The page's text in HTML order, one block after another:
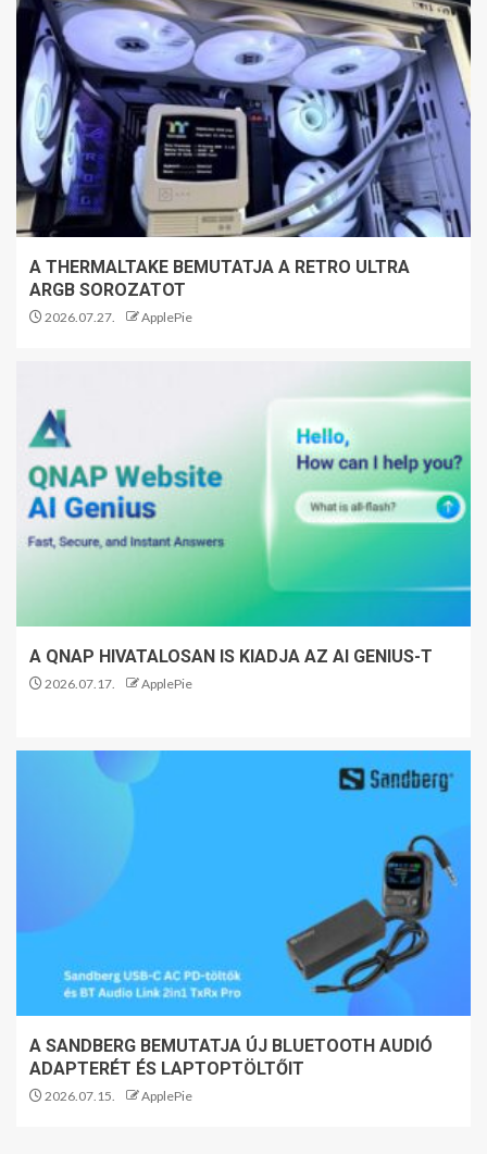
A THERMALTAKE BEMUTATJA A RETRO ULTRA
ARGB SOROZATOT
2026.07.27. ApplePie
A QNAP HIVATALOSAN IS KIADJA AZ AI GENIUS-T
2026.07.17. ApplePie
A SANDBERG BEMUTATJA ÚJ BLUETOOTH AUDIÓ
ADAPTERÉT ÉS LAPTOPTÖLTŐIT
2026.07.15. ApplePie